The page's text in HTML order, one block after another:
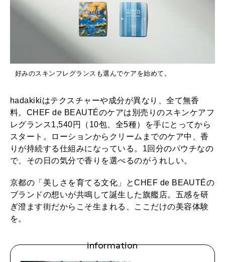
好みのスキンフレグランスも選んでケアを始めて。
hadakikiはテクスチャーや成分が異なり、全て無香
料。CHEF de BEAUTÉのケアは別売りのスキンケアフ
レグランス1,540円（10包、全5種）を手にとってから
スタート。ローションからクリームまでのケア中、香
りが持続する仕組みになっている。1回分のパウチなの
で、その日の気分で香りを選べるのがうれしい。
京都の「美しさを育てる文化」とCHEF de BEAUTÉの
ブランドの想いが共鳴して誕生した旗艦店。五感を研
ぎ澄ます街だからこそ生まれる、ここだけの美容体験
を。
information